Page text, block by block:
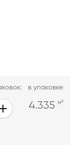
в упаковке
4.335 м²